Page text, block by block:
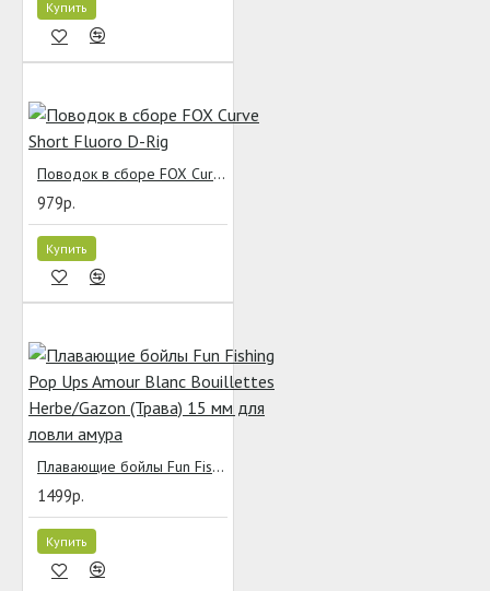
Купить
Поводок в сборе FOX Curve Short Fluoro D-Rig
979р.
Купить
Плавающие бойлы Fun Fishing Pop Ups Amour Blanc Bouillettes Herbe/Gazon (Трава) 15 мм для ловли амура
1499р.
Купить